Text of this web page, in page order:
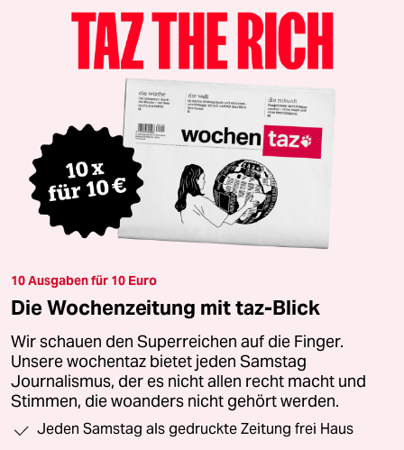
10 Ausgaben für 10 Euro
Die Wochenzeitung mit taz-Blick
Wir schauen den Superreichen auf die Finger.
Unsere wochentaz bietet jeden Samstag
Journalismus, der es nicht allen recht macht und
Stimmen, die woanders nicht gehört werden.
Jeden Samstag als gedruckte Zeitung frei Haus